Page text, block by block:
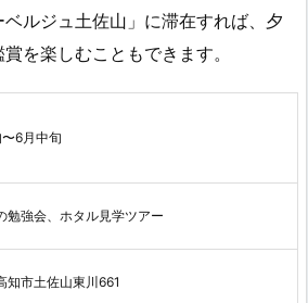
ルジュ土佐山」に滞在すれば、夕
を楽しむこともできます。
6月中旬
勉強会、ホタル見学ツアー
知市土佐山東川661